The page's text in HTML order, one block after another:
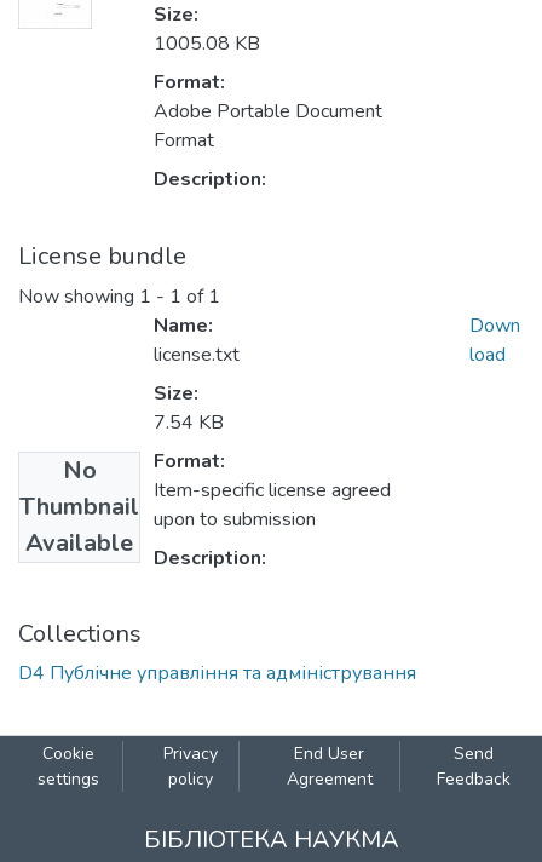
Size:
1005.08 KB
Format:
Adobe Portable Document
Format
Description:
License bundle
Now showing 1 - 1 of 1
No
Thumbnail
Available
Name:
license.txt
Size:
7.54 KB
Format:
Item-specific license agreed
upon to submission
Description:
Down
load
Collections
D4 Публічне управління та адміністрування
Cookie
settings
Privacy
policy
End User
Agreement
Send
Feedback
БІБЛІОТЕКА НАУКМА